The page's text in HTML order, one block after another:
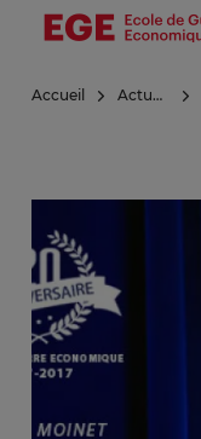
Aller
principal
Accueil Actualités